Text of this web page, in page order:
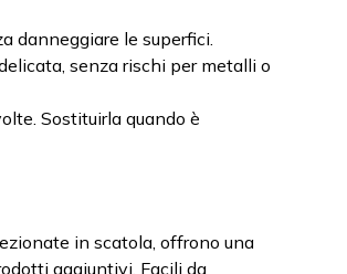
danneggiare le superfici.
senza rischi per metalli o
Sostituirla quando è
in scatola, offrono una
aggiuntivi. Facili da